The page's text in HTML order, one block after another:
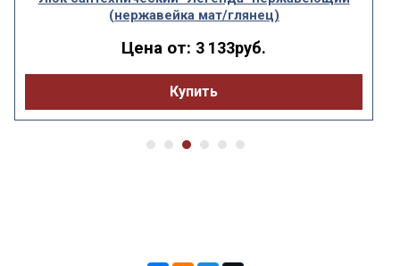
(нержавейка мат/глянец)
Цена от: 3 133руб.
Купить